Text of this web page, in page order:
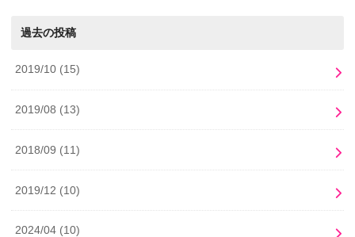
過去の投稿
2019/10 (15)
2019/08 (13)
2018/09 (11)
2019/12 (10)
2024/04 (10)